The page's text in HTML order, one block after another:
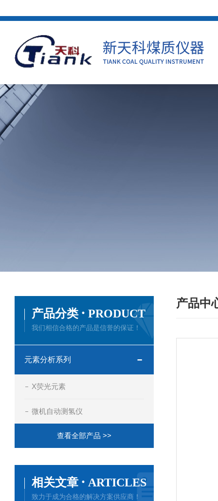
产品中
产品分类 · PRODUCT
我们相信合格的产品是信誉的保证！
元素分析系列
X荧光元素
微机自动测氢仪
查看全部产品 >>
相关文章 · ARTICLES
致力于成为合格的解决方案供应商！